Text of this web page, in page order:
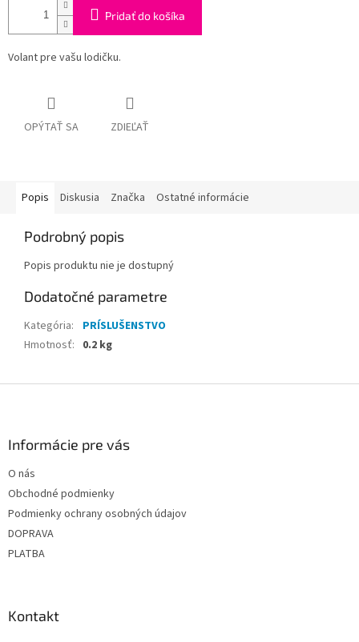
Pridať do košíka
Volant pre vašu lodičku.
OPÝTAŤ SA ZDIEĽAŤ
Popis Diskusia Značka Ostatné informácie
Podrobný popis
Popis produktu nie je dostupný
Dodatočné parametre
Kategória:
PRÍSLUŠENSTVO
Hmotnosť: 0.2 kg
Informácie pre vás
O nás
Obchodné podmienky
Podmienky ochrany osobných údajov
DOPRAVA
PLATBA
Kontakt